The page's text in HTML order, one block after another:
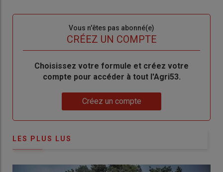
Vous n'êtes pas abonné(e)
CRÉEZ UN COMPTE
BodyChoisissez votre formule et créez votre
compte pour accéder à tout l'Agri53.
Créez un compte
LES PLUS LUS